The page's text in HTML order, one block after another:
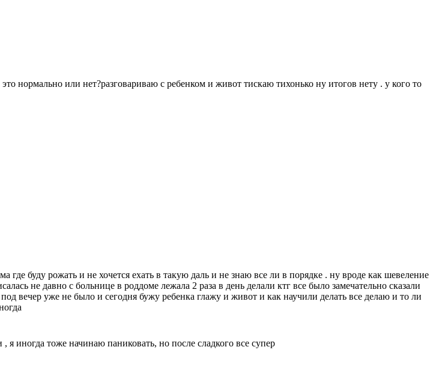
нормально или нет?разговариваю с ребенком и живот тискаю тихонько ну итогов нету . у кого то
буду рожать и не хочется ехать в такую даль и не знаю все ли в порядке . ну вроде как шевеление
не давно с больнице в роддоме лежала 2 раза в день делали ктг все было замечательно сказали
вечер уже не было и сегодня бужу ребенка глажу и живот и как научили делать все делаю и то ли
иногда тоже начинаю паниковать, но после сладкого все супер